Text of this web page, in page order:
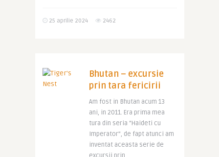
25 aprilie 2024 2462
Bhutan – excursie
prin tara fericirii
Am fost in Bhutan acum 13
ani, in 2011. Era prima mea
tura din seria “Haideti cu
Imperator”, de fapt atunci am
inventat aceasta serie de